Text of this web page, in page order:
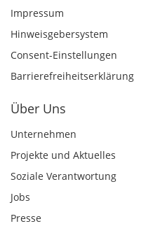
Impressum
Hinweisgebersystem
Consent-Einstellungen
Barrierefreiheitserklärung
Über Uns
Unternehmen
Projekte und Aktuelles
Soziale Verantwortung
Jobs
Presse